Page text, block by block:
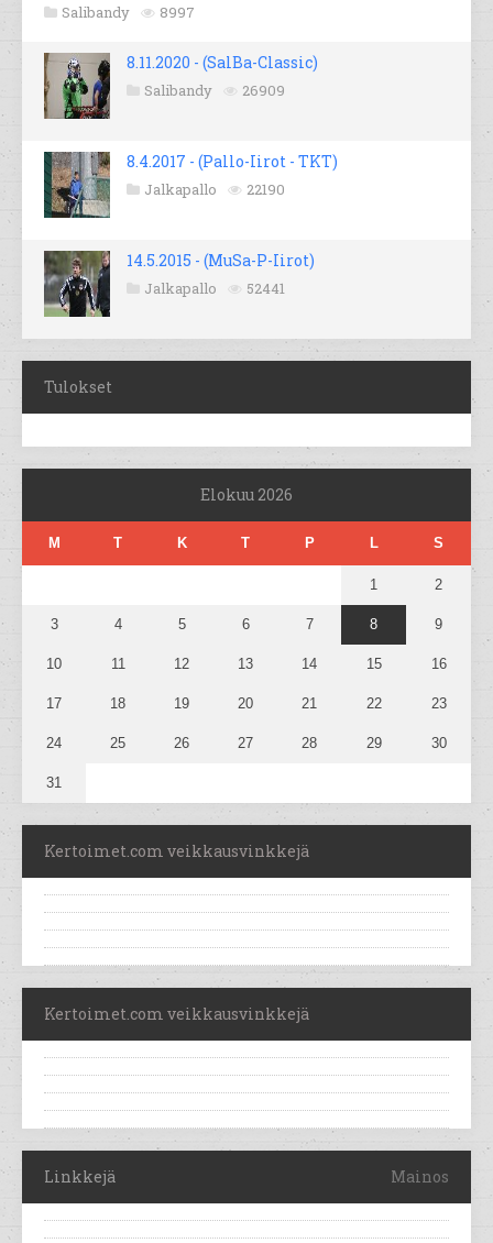
Salibandy 8997
8.11.2020 - (SalBa-Classic)
Salibandy 26909
8.4.2017 - (Pallo-Iirot - TKT)
Jalkapallo 22190
14.5.2015 - (MuSa-P-Iirot)
Jalkapallo 52441
Tulokset
Elokuu 2026
M T K T P L S
1 2
3 4 5 6 7 8 9
10 11 12 13 14 15 16
17 18 19 20 21 22 23
24 25 26 27 28 29 30
31
Kertoimet.com veikkausvinkkejä
Kertoimet.com veikkausvinkkejä
Linkkejä Mainos